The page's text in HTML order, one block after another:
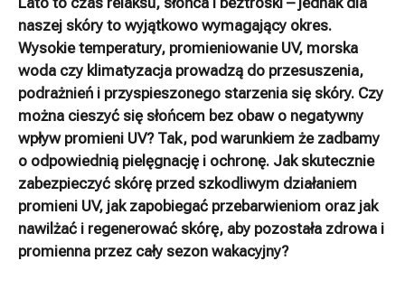
naszej skóry to wyjątkowo wymagający okres.
Wysokie temperatury, promieniowanie UV, morska
woda czy klimatyzacja prowadzą do przesuszenia,
podrażnień i przyspieszonego starzenia się skóry. Czy
można cieszyć się słońcem bez obaw o negatywny
wpływ promieni UV? Tak, pod warunkiem że zadbamy
o odpowiednią pielęgnację i ochronę. Jak skutecznie
zabezpieczyć skórę przed szkodliwym działaniem
promieni UV, jak zapobiegać przebarwieniom oraz jak
nawilżać i regenerować skórę, aby pozostała zdrowa i
promienna przez cały sezon wakacyjny?